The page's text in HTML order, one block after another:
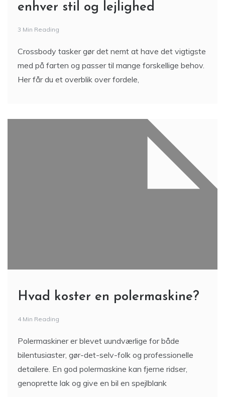
enhver stil og lejlighed
3 Min Reading
Crossbody tasker gør det nemt at have det vigtigste
med på farten og passer til mange forskellige behov.
Her får du et overblik over fordele,
Hvad koster en polermaskine?
4 Min Reading
Polermaskiner er blevet uundværlige for både
bilentusiaster, gør-det-selv-folk og professionelle
detailere. En god polermaskine kan fjerne ridser,
genoprette lak og give en bil en spejlblank